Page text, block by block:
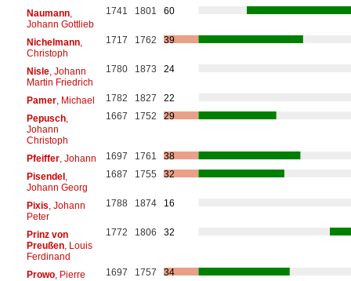
Naumann,
Johann Gottlieb
1741 1801 60
Nichelmann,
Christoph
1717 1762 39
Nisle, Johann
Martin Friedrich
1780 1873 24
Pamer, Michael 1782 1827
22
Pepusch,
Johann
Christoph
1667 1752 29
Pfeiffer, Johann 1697 1761
38
Pisendel,
Johann Georg
1687 1755 32
Pixis , Johann
Peter
1788 1874 16
Prinz von
Preußen, Louis
Ferdinand
1772 1806 32
Prowo, Pierre 1697 1757
34